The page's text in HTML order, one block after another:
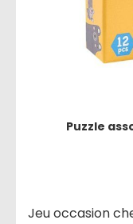
Puzzle
Jeu occasion